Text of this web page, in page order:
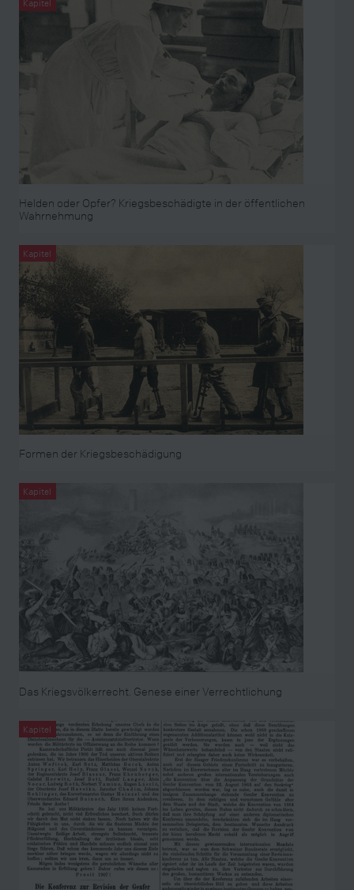
Kapitel
Helden oder Opfer? Kriegsbeschädigte in der öffentlichen
Wahrnehmung
Kapitel
Formen der Kriegsbeschädigung
Kapitel
Das Kriegsvölkerrecht. Genese einer Verrechtlichung
Kapitel